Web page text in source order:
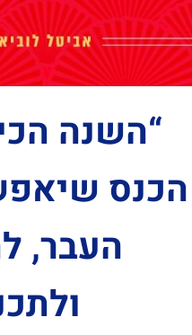
“השנה הכי
הכנס
העבר,